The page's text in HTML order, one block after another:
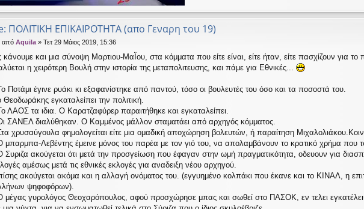
ΠΟΛΙΤΙΚΗ ΕΠΙΚΑΙΡΟΤΗΤΑ (απο Γεναρη του 19)
Δαπό Aquila» Τετ 29 Μάιος 2019, 15:36
κάνουμε και μια σύνοψη Μαρτιου-ΜαΪου, στα κόμματα που είτε είναι, είτε ήταν, είτε πασχίζουν για
η χειρότερη Βουλή στην ιστορία της μεταπολιτευσης, και πάμε για Εθνικές...
Ποτάμι έγινε ρυάκι κι εξαφανίστηκε από παντού, τόσο οι βουλευτές του όσο και τα ποσοστά του.
Θεοδωράκης εγκαταλείπει την πολιτική.
ΛΑΟΣ τα ιδια. Ο Καρατζαφύρερ παραιτήθηκε και εγκαταλείπει.
ΣΑΝΕΛ διαλύθηκαν. Ο Καμμένος μάλλον σταματάει από αρχηγός κόμματος.
χρυσαύγουλα φημολογείται είτε μια ομαδική αποχώρηση βολευτών, ή παραίτηση
μπαρμπα-Λεβέντης έμεινε μόνος του παρέα με τον γιό του, να απολαμβάνουν το κρατικό χρήμα που
Συριζα ακούγεται ότι μετά την προσγείωση που έφαγαν στην ωμή πραγματικότητα, οδευουν για
αμέσως μετά τις εθνικές εκλογές για αναδειξη νέου αρχηγού.
ακούγεται ακόμα και η αλλαγή ονόματος του. (εγγυημένο κολπάκι που έκανε και το ΚΙΝΑΛ, η
ψηφοφόρων).
μέγας γυρολόγος Θεοχαρόπουλος, αφού προσχώρησε μπας και σωθεί στο ΠΑΣΟΚ, εν τελει